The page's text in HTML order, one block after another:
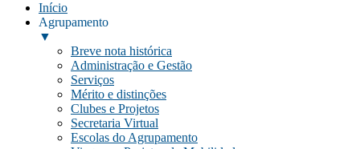
Início
Agrupamento
▼
Breve nota histórica
Administração e Gestão
Serviços
Mérito e distinções
Clubes e Projetos
Secretaria Virtual
Escolas do Agrupamento